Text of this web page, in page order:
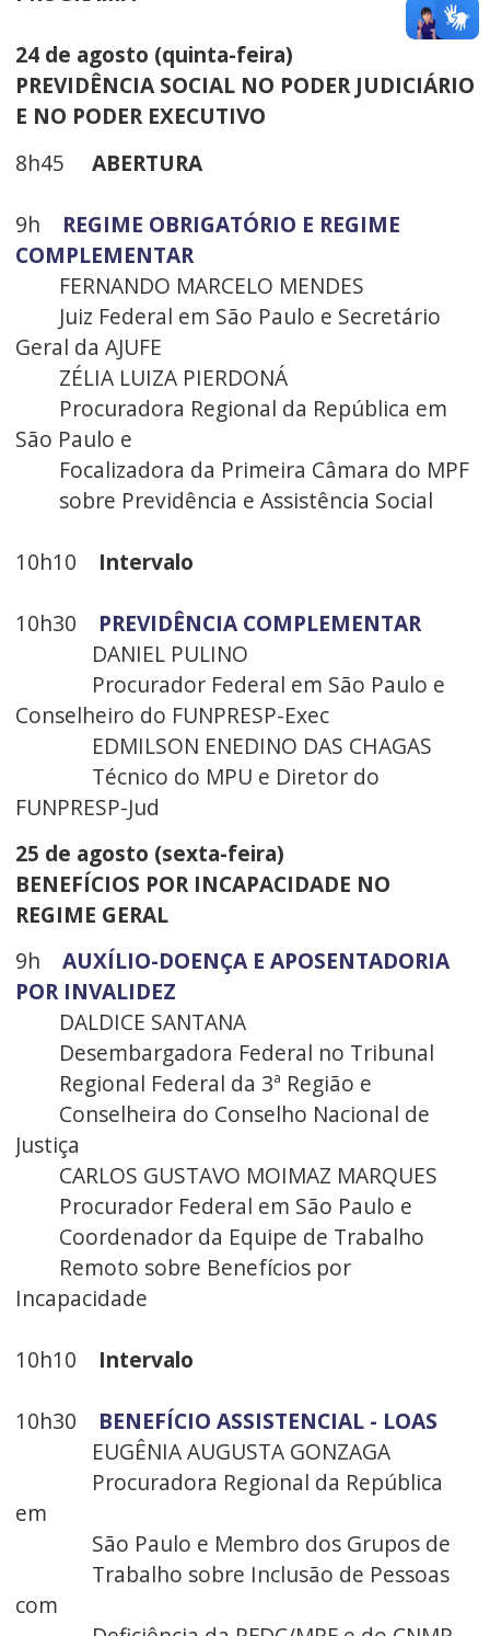
24 de agosto (quinta-feira)
PREVIDÊNCIA SOCIAL NO PODER JUDICIÁRIO
E NO PODER EXECUTIVO
8h45 ABERTURA
9h REGIME OBRIGATÓRIO E REGIME
COMPLEMENTAR
FERNANDO MARCELO MENDES
Juiz Federal em São Paulo e Secretário
Geral da AJUFE
ZÉLIA LUIZA PIERDONÁ
Procuradora Regional da República em
São Paulo e
Focalizadora da Primeira Câmara do MPF
sobre Previdência e Assistência Social
10h10 Intervalo
10h30 PREVIDÊNCIA COMPLEMENTAR
DANIEL PULINO
Procurador Federal em São Paulo e
Conselheiro do FUNPRESP-Exec
EDMILSON ENEDINO DAS CHAGAS
Técnico do MPU e Diretor do
FUNPRESP-Jud
25 de agosto (sexta-feira)
BENEFÍCIOS POR INCAPACIDADE NO
REGIME GERAL
9h AUXÍLIO-DOENÇA E APOSENTADORIA
POR INVALIDEZ
DALDICE SANTANA
Desembargadora Federal no Tribunal
Regional Federal da 3ª Região e
Conselheira do Conselho Nacional de
Justiça
CARLOS GUSTAVO MOIMAZ MARQUES
Procurador Federal em São Paulo e
Coordenador da Equipe de Trabalho
Remoto sobre Benefícios por
Incapacidade
10h10 Intervalo
10h30 BENEFÍCIO ASSISTENCIAL - LOAS
EUGÊNIA AUGUSTA GONZAGA
Procuradora Regional da República
em
São Paulo e Membro dos Grupos de
Trabalho sobre Inclusão de Pessoas
com